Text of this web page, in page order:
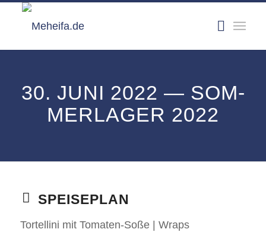
30. JUNI 2022 — SOM­
MER­LA­GER 2022
SPEI­SE­PLAN
Tor­tel­li­ni mit Toma­ten-Soße | Wraps